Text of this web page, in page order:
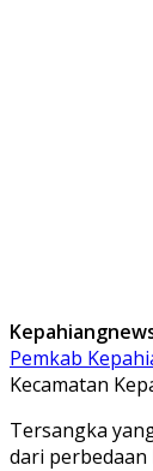
Pemkab
Kecamatan
Tersangka
dari